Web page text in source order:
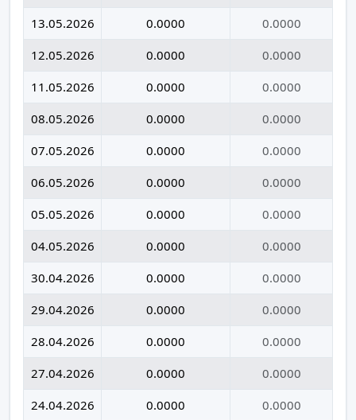
13.05.2026
0.0000
0.0000
12.05.2026
0.0000
0.0000
11.05.2026
0.0000
0.0000
08.05.2026
0.0000
0.0000
07.05.2026
0.0000
0.0000
06.05.2026
0.0000
0.0000
05.05.2026
0.0000
0.0000
04.05.2026
0.0000
0.0000
30.04.2026
0.0000
0.0000
29.04.2026
0.0000
0.0000
28.04.2026
0.0000
0.0000
27.04.2026
0.0000
0.0000
24.04.2026
0.0000
0.0000